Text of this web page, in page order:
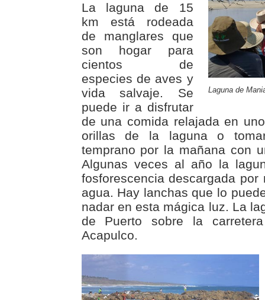
Laguna de
La laguna de 15
km está rodeada
de manglares que
son hogar para
cientos de
especies de aves y
vida salvaje. Se
puede ir a disfrutar
de una comida relajada en
orillas de la laguna o
temprano por la mañana con
Algunas veces al año la
fosforescencia descargada
agua. Hay lanchas que lo
nadar en esta mágica luz. La
de Puerto sobre la
Acapulco.